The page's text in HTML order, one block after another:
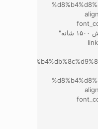
download="" rel=""][button title="فرش ۱۵۰۰ شانه"